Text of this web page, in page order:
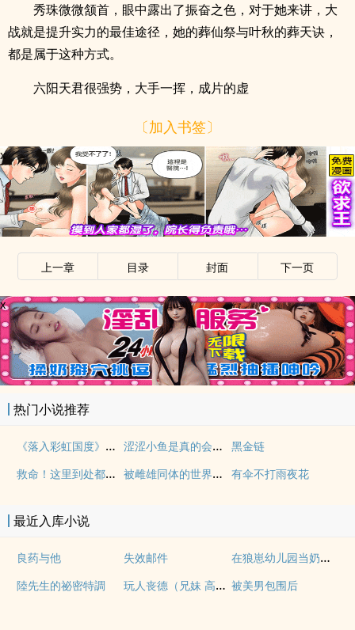
秀珠微微颔首，眼中露出了振奋之色，对于她来讲，大
战就是提升实力的最佳途径，她的葬仙祭与叶秋的葬天诀，
都是属于这种方式。
六阳天君很强势，大手一挥，成片的虚
〔加入书签〕
x
上一章 目录 封面 下一页
x
热门小说推荐
《落入彩虹国度》穿越+西幻+言情 涩涩小鱼是真的会被干透 黑金链
救命！这里到处都是阴暗批（西幻NPH） 被雌雄同体的世界爆炒了（玄幻nph） 有伞不打雨夜花
最近入库小说
良药与他 失效邮件 在狼崽幼儿园当奶爸的日常
陸先生的祕密特調 玩人丧德（兄妹 高H） 被美男包围后